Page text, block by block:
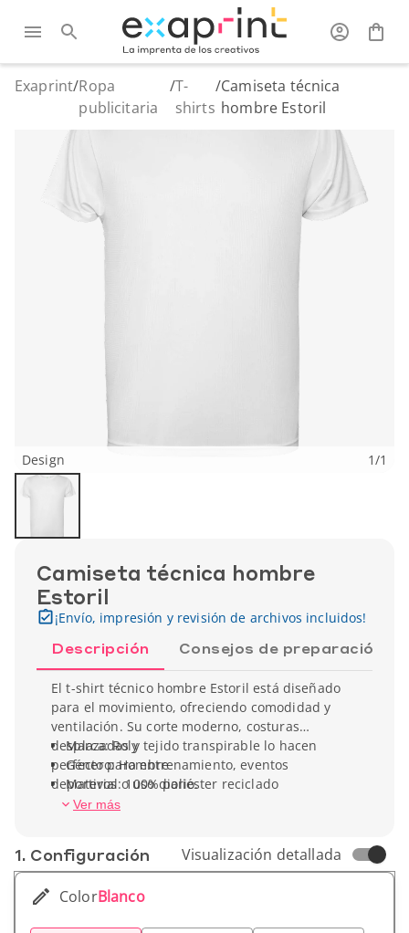
Exaprint/Ropa
publicitaria
/T-
shirts
/Camiseta técnica
hombre Estoril
Design 1/1
Camiseta técnica hombre
Estoril
¡Envío, impresión y revisión de archivos incluidos!
Descripción Consejos de preparación
El t-shirt técnico hombre Estoril está diseñado
para el movimiento, ofreciendo comodidad y
ventilación. Su corte moderno, costuras
desplazadas y tejido transpirable lo hacen
perfecto para entrenamiento, eventos
deportivos o uso diario.
Marca: Roly
Género: Hombre
Material: 100% poliéster reciclado
Ver más
1. Conf­iguración Visualización detallada
ColorBlanco